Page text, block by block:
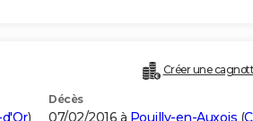
Créer une
)
Décès
07/02/2016 à Pouilly-en-Auxois (